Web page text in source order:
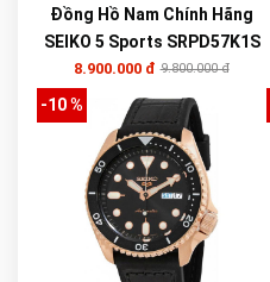
Đồng Hồ Nam Chính Hãng
SEIKO 5 Sports SRPD57K1S
8.900.000 đ 9.800.000 đ
-10 %